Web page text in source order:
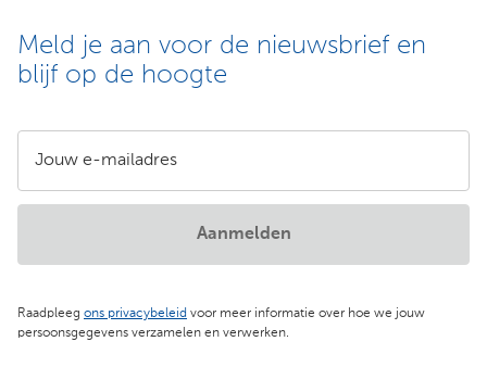
Meld je aan voor de nieuwsbrief en
blijf op de hoogte
Jouw e-mailadres
Raadpleeg ons privacybeleid voor meer informatie over hoe we jouw
persoonsgegevens verzamelen en verwerken.
Aanmelden